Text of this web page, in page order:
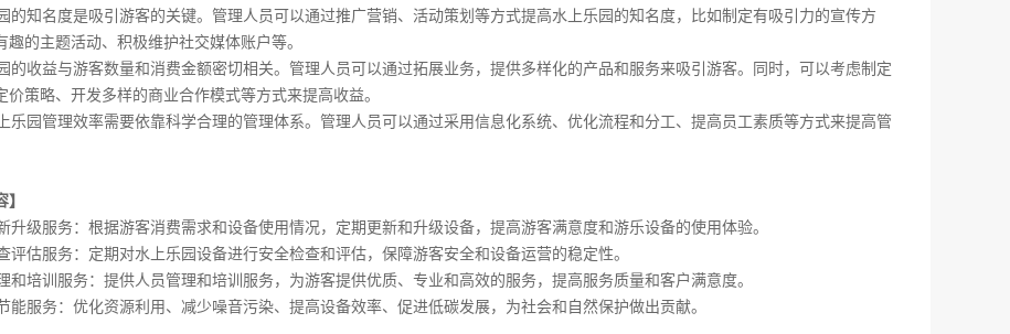
的知名度是吸引游客的关键。管理人员可以通过推广营销、活动策划等方式提高水上乐园的知名度，比如制定有吸引力的宣传方
趣的主题活动、积极维护社交媒体账户等。
的收益与游客数量和消费金额密切相关。管理人员可以通过拓展业务，提供多样化的产品和服务来吸引游客。同时，可以考虑制定
价策略、开发多样的商业合作模式等方式来提高收益。
乐园管理效率需要依靠科学合理的管理体系。管理人员可以通过采用信息化系统、优化流程和分工、提高员工素质等方式来提高管
】
升级服务：根据游客消费需求和设备使用情况，定期更新和升级设备，提高游客满意度和游乐设备的使用体验。
评估服务：定期对水上乐园设备进行安全检查和评估，保障游客安全和设备运营的稳定性。
和培训服务：提供人员管理和培训服务，为游客提供优质、专业和高效的服务，提高服务质量和客户满意度。
能服务：优化资源利用、减少噪音污染、提高设备效率、促进低碳发展，为社会和自然保护做出贡献。